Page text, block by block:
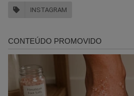
INSTAGRAM